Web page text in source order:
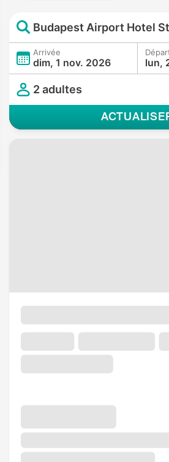
Arrivée
dim, 1 nov. 2026 lun,
2 adultes